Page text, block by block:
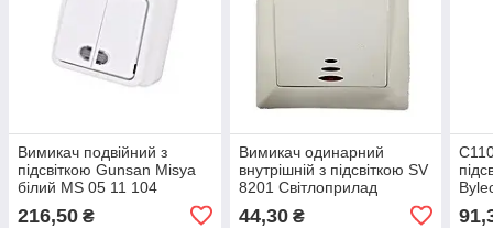
Вимикач подвійний з
підсвіткою Gunsan Misya
білий MS 05 11 104
216,50 ₴
Вимикач одинарний
внутрішній з підсвіткою SV
8201 Світлоприлад
44,30₴